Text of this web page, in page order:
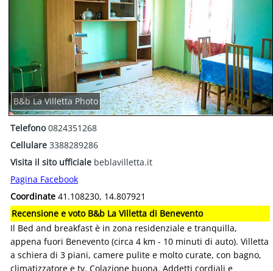
B&b La Villetta Photo
Telefono0824351268
Cellulare 3388289286
Visita il sito ufficiale beblavilletta.it
Pagina Facebook
Coordinate 41.108230, 14.807921
Recensione e voto B&b La Villetta di Benevento
Il Bed and breakfast è in zona residenziale e tranquilla,
appena fuori Benevento (circa 4 km - 10 minuti di auto). Villetta
a schiera di 3 piani, camere pulite e molto curate, con bagno,
climatizzatore e tv. Colazione buona. Addetti cordiali e